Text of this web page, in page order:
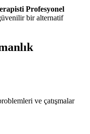
Profesyonel
bir alternatif
ve çatışmalar